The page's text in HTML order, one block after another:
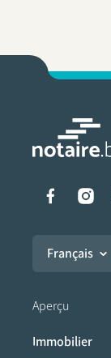
Français
Aperçu
Immobilier